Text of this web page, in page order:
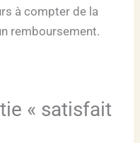
à compter de la
remboursement.
« satisfait